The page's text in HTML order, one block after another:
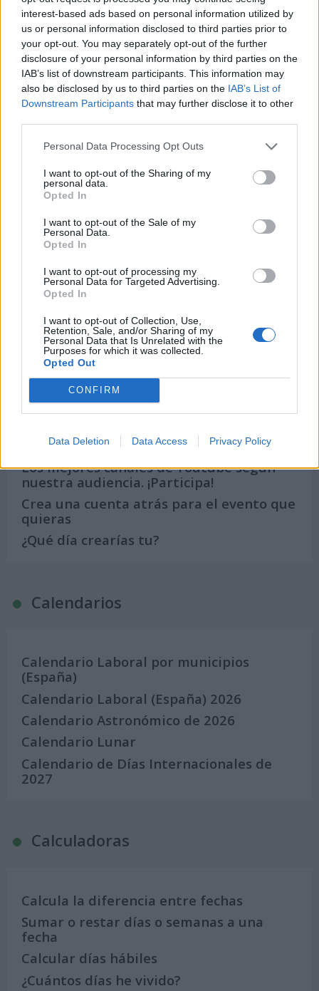
interest-based ads based on personal information utilized by
us or personal information disclosed to third parties prior to
your opt-out. You may separately opt-out of the further
disclosure of your personal information by third parties on the
IAB’s list of downstream participants. This information may
also be disclosed by us to third parties on the IAB’s List of
Downstream Participants that may further disclose it to other
Personal Data Processing Opt Outs
I want to opt-out of the Sharing of my
personal data.
Opted In
I want to opt-out of the Sale of my
Personal Data.
Opted In
I want to opt-out of processing my
Personal Data for Targeted Advertising.
Opted In
I want to opt-out of Collection, Use,
Retention, Sale, and/or Sharing of my
Personal Data that Is Unrelated with the
Purposes for which it was collected.
Opted Out
CONFIRM
Data Deletion Data Access Privacy Policy
6 de agosto de 2026
Se celebra en Chile
Secciones destacadas
Noticias y actualidad sobre Días
Internacionales
Onomástica. Todos los santos
Semanas Internacionales
Años Internacionales
Eventos internacionales de cultura
Los mejores canales de Youtube según
nuestra audiencia. ¡Participa!
Crea una cuenta atrás para el evento que
quieras
¿Qué día crearías tu?
Calendarios
Calendario Laboral por municipios
(España)
Calendario Laboral (España) 2026
Calendario Astronómico de 2026
Calendario Lunar
Calendario de Días Internacionales de
2027
Calculadoras
Calcula la diferencia entre fechas
Sumar o restar días o semanas a una
fecha
Calcular días hábiles
¿Cuántos días he vivido?